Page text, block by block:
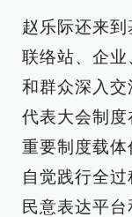
赵乐际还来
联络站、企
和群众深入
代表大会制
重要制度载体
自觉践行全
民意表达平